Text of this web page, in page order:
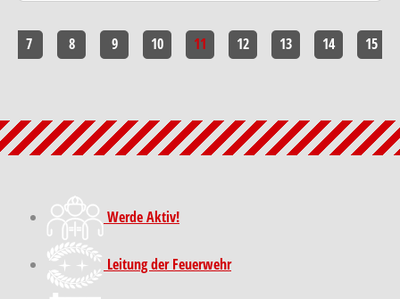
7 8 9 10 11 12 13 14 15
Werde Aktiv!
Leitung der Feuerwehr